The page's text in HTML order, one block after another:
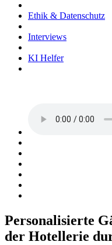
Ethik & Datenschutz
Interviews
KI Helfer
Personalisierte
der Hotellerie